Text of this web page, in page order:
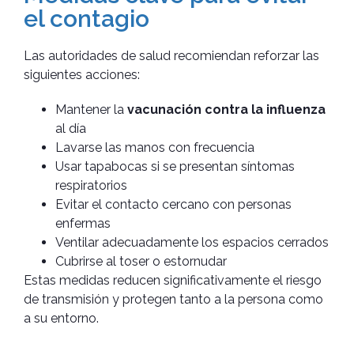
el contagio
Las autoridades de salud recomiendan reforzar las
siguientes acciones:
Mantener la vacunación contra la influenza
al día
Lavarse las manos con frecuencia
Usar tapabocas si se presentan síntomas
respiratorios
Evitar el contacto cercano con personas
enfermas
Ventilar adecuadamente los espacios cerrados
Cubrirse al toser o estornudar
Estas medidas reducen significativamente el riesgo
de transmisión y protegen tanto a la persona como
a su entorno.